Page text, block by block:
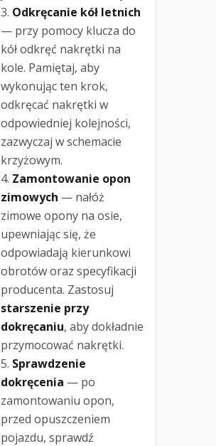
Odkręcanie kół letnich
— przy pomocy klucza do
kół odkręć nakrętki na
kole. Pamiętaj, aby
wykonując ten krok,
odkręcać nakrętki w
odpowiedniej kolejności,
zazwyczaj w schemacie
krzyżowym.
Zamontowanie opon
zimowych — nałóż
zimowe opony na osie,
upewniając się, że
odpowiadają kierunkowi
obrotów oraz specyfikacji
producenta. Zastosuj
starszenie przy
dokręcaniu, aby dokładnie
przymocować nakrętki.
Sprawdzenie
dokręcenia — po
zamontowaniu opon,
przed opuszczeniem
pojazdu, sprawdź